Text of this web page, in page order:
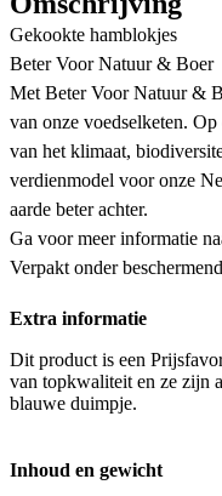
Gekookte hamblokjes
Beter Voor Natuur & Boer
Met Beter Voor Natuur &
van onze voedselketen.
van het klimaat,
verdienmodel voor onze
aarde beter achter.
Ga voor meer informatie
Verpakt onder
Extra informatie
Dit product is een
van topkwaliteit en ze zijn
blauwe duimpje.
Inhoud en gewicht